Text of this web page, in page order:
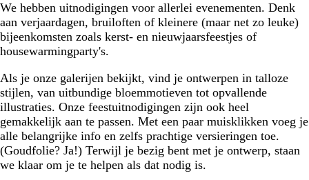
We hebben uitnodigingen voor allerlei evenementen. Denk
aan verjaardagen, bruiloften of kleinere (maar net zo leuke)
bijeenkomsten zoals kerst- en nieuwjaarsfeestjes of
housewarmingparty's.
Als je onze galerijen bekijkt, vind je ontwerpen in talloze
stijlen, van uitbundige bloemmotieven tot opvallende
illustraties. Onze feestuitnodigingen zijn ook heel
gemakkelijk aan te passen. Met een paar muisklikken voeg je
alle belangrijke info en zelfs prachtige versieringen toe.
(Goudfolie? Ja!) Terwijl je bezig bent met je ontwerp, staan
we klaar om je te helpen als dat nodig is.